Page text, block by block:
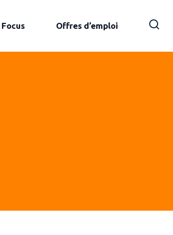
Focus Offres d’emploi